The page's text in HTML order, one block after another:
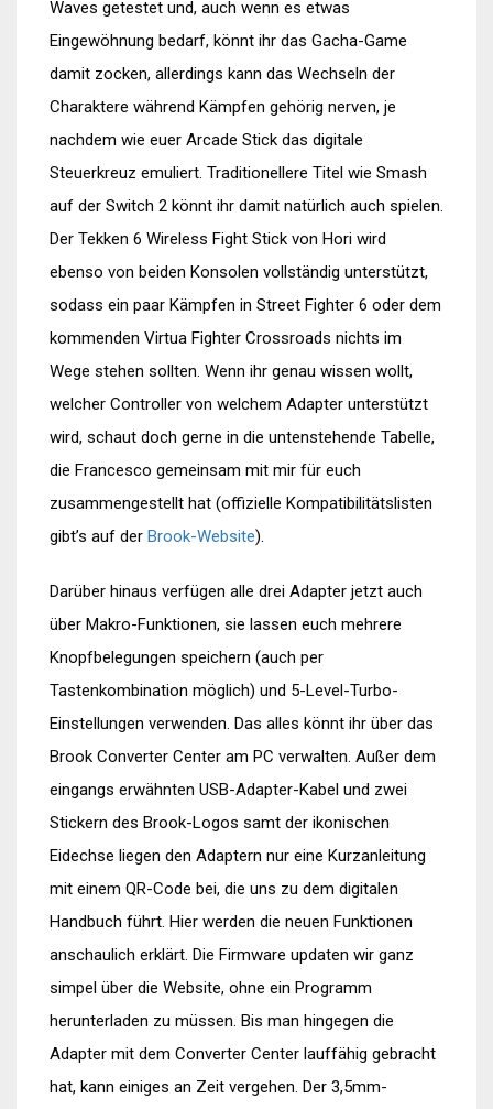
Waves getestet und, auch wenn es etwas
Eingewöhnung bedarf, könnt ihr das Gacha-Game
damit zocken, allerdings kann das Wechseln der
Charaktere während Kämpfen gehörig nerven, je
nachdem wie euer Arcade Stick das digitale
Steuerkreuz emuliert. Traditionellere Titel wie Smash
auf der Switch 2 könnt ihr damit natürlich auch spielen.
Der Tekken 6 Wireless Fight Stick von Hori wird
ebenso von beiden Konsolen vollständig unterstützt,
sodass ein paar Kämpfen in Street Fighter 6 oder dem
kommenden Virtua Fighter Crossroads nichts im
Wege stehen sollten. Wenn ihr genau wissen wollt,
welcher Controller von welchem Adapter unterstützt
wird, schaut doch gerne in die untenstehende Tabelle,
die Francesco gemeinsam mit mir für euch
zusammengestellt hat (offizielle Kompatibilitätslisten
gibt’s auf der Brook-Website).
Darüber hinaus verfügen alle drei Adapter jetzt auch
über Makro-Funktionen, sie lassen euch mehrere
Knopfbelegungen speichern (auch per
Tastenkombination möglich) und 5-Level-Turbo-
Einstellungen verwenden. Das alles könnt ihr über das
Brook Converter Center am PC verwalten. Außer dem
eingangs erwähnten USB-Adapter-Kabel und zwei
Stickern des Brook-Logos samt der ikonischen
Eidechse liegen den Adaptern nur eine Kurzanleitung
mit einem QR-Code bei, die uns zu dem digitalen
Handbuch führt. Hier werden die neuen Funktionen
anschaulich erklärt. Die Firmware updaten wir ganz
simpel über die Website, ohne ein Programm
herunterladen zu müssen. Bis man hingegen die
Adapter mit dem Converter Center lauffähig gebracht
hat, kann einiges an Zeit vergehen. Der 3,5mm-